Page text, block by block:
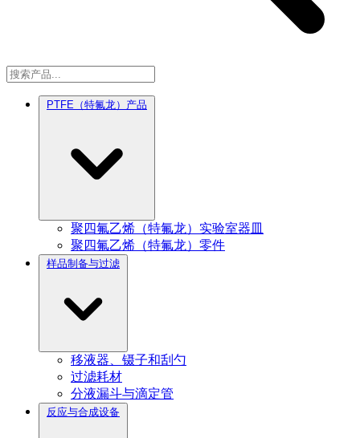
PTFE（特氟龙）产品
聚四氟乙烯（特氟龙）实验室器皿
聚四氟乙烯（特氟龙）零件
样品制备与过滤
移液器、镊子和刮勺
过滤耗材
分液漏斗与滴定管
反应与合成设备